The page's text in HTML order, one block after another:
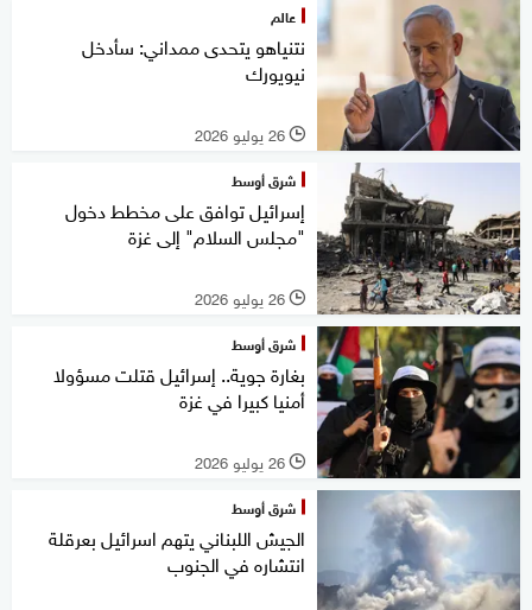
عالم
نتنياهو يتحدى ممداني: سأدخل
نيويورك
l 26 يوليو 2026
شرق أوسط
إسرائيل توافق على مخطط دخول
"مجلس السلام" إلى غزة
l 26 يوليو 2026
شرق أوسط
بغارة جوية.. إسرائيل قتلت مسؤولا
أمنيا كبيرا في غزة
l 26 يوليو 2026
شرق أوسط
الجيش اللبناني يتهم اسرائيل بعرقلة
انتشاره في الجنوب